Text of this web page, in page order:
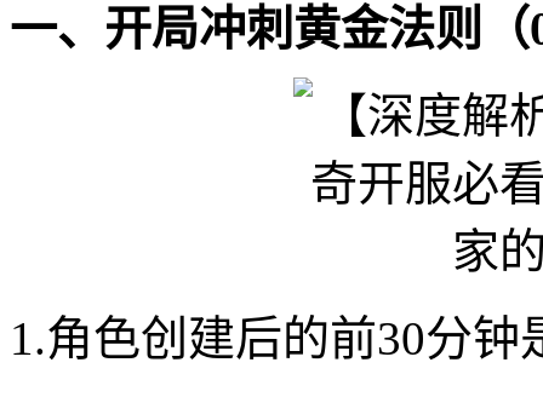
一、开局冲刺黄金法则（
1.角色创建后的前30分钟